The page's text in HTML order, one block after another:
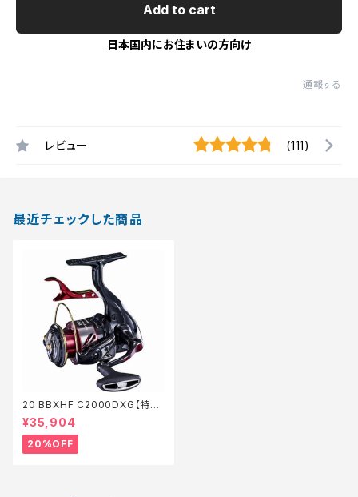
Add to cart
日本国内にお住まいの方向け
通報する
レビュー (111)
最近チェックした商品
20 BBXHF C2000DXG【特価
リール】【20】
¥35,904
20%OFF